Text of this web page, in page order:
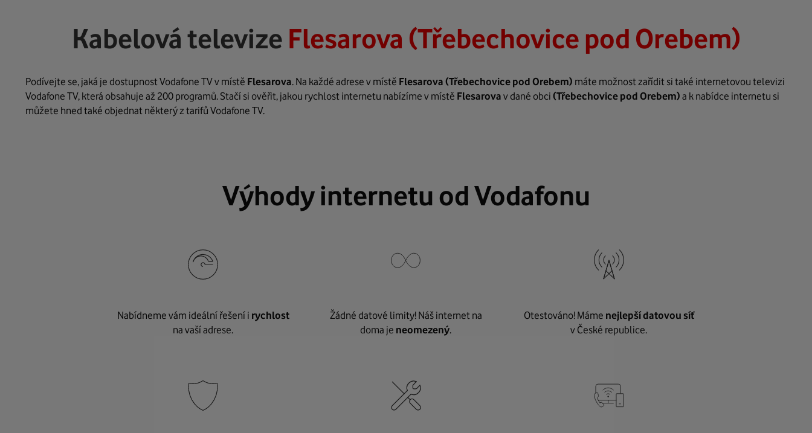
Kabelová televize Flesarova (Třebechovice pod Orebem)
Podívejte se, jaká je dostupnost Vodafone TV v místě Flesarova. Na každé adrese v místě Flesarova (Třebechovice pod Orebem) máte možnost zařídit si také internetovou televizi
Vodafone TV, která obsahuje až 200 programů. Stačí si ověřit, jakou rychlost internetu nabízíme v místě Flesarova v dané obci (Třebechovice pod Orebem) a k nabídce internetu si
můžete hned také objednat některý z tarifů Vodafone TV.
Výhody internetu od Vodafonu
Nabídneme vám ideální řešení i rychlost
na vaší adrese.
Žádné datové limity! Náš internet na
doma je neomezený.
Otestováno! Máme nejlepší datovou síť
v České republice.